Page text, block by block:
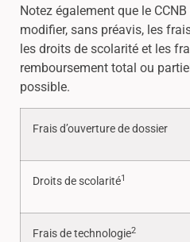
Notez également que le
modifier, sans préavis, les
les droits de scolarité et les
remboursement total ou
possible.
Frais d’ouverture de dossier
Droits de scolarité1
Frais de technologie2